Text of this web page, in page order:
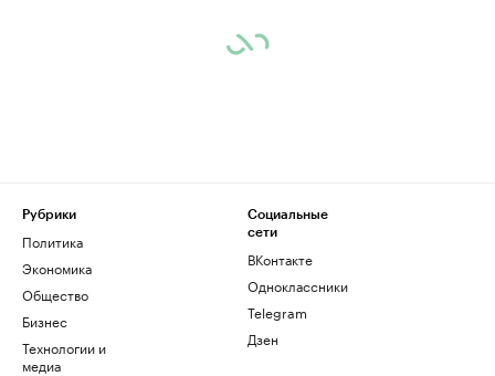
Рубрики
Политика
Экономика
Общество
Бизнес
Технологии и
медиа
Социальные
сети
ВКонтакте
Одноклассники
Telegram
Дзен